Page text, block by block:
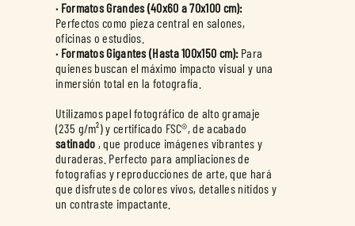
· Formatos Grandes (40x60 a 70x100 cm):
Perfectos como pieza central en salones,
· Formatos Gigantes (Hasta 100x150 cm): Para
quienes buscan el máximo impacto visual y una
inmersión total en la fotografía.
Utilizamos papel fotográfico de alto gramaje
(235 g/m²) y certificado FSC®, de acabado
satinado , que produce imágenes vibrantes y
duraderas. Perfecto para ampliaciones de
fotografías y reproducciones de arte, que hará
que disfrutes de colores vivos, detalles nítidos y
un contraste impactante.